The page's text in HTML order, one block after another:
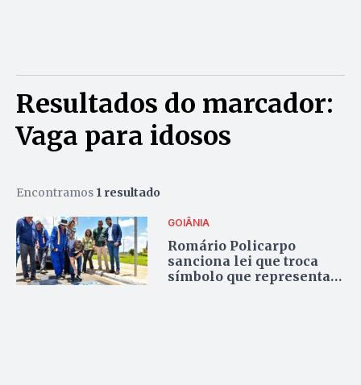
Resultados do marcador:
Vaga para idosos
Encontramos 1 resultado
GOIÂNIA
Romário Policarpo
sanciona lei que troca
símbolo que representa